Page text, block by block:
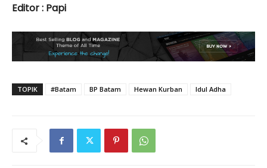
Editor : Papi
TOPIK #Batam BP Batam Hewan Kurban Idul Adha